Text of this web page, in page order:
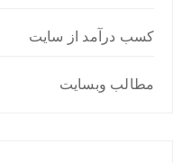
کسب درآمد از سایت
مطالب وبسایت